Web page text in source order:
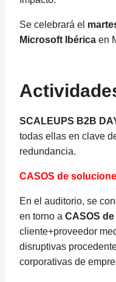
Se celebrará el
Microsoft Ibérica en
SCALEUPS B2B
todas ellas en clave
redundancia.
CASOS de
En el auditorio, se
en torno a CASOS
cliente+proveedor
disruptivas
corporativas de